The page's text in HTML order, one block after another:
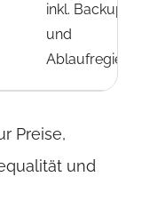
inkl. Backup
und
Ablaufregie
Preise,
und